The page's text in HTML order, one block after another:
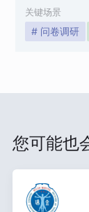
关键场景
# 问卷调研
您可能也